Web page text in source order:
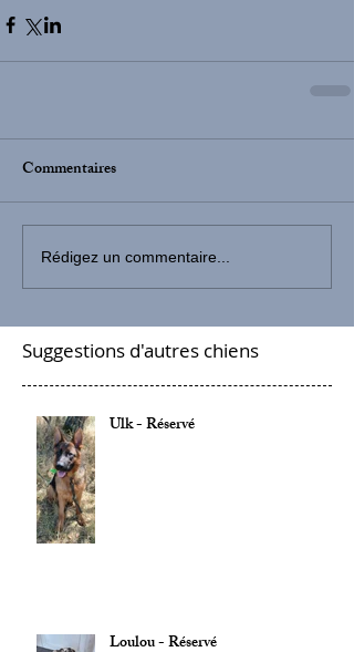
Commentaires
Rédigez un commentaire...
Suggestions d'autres chiens
Ulk - Réservé
Loulou - Réservé